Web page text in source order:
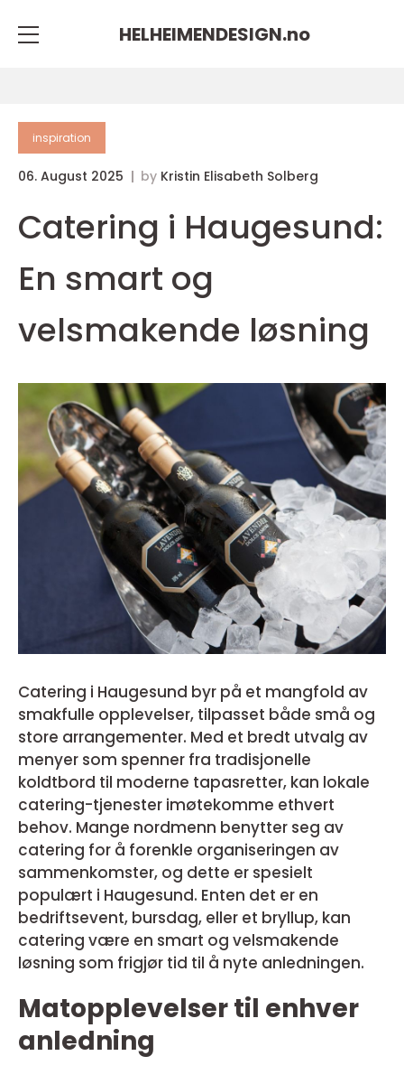
HELHEIMENDESIGN.no
inspiration
06. August 2025 by Kristin Elisabeth Solberg
Catering i Haugesund:
En smart og
velsmakende løsning
Catering i Haugesund byr på et mangfold av
smakfulle opplevelser, tilpasset både små og
store arrangementer. Med et bredt utvalg av
menyer som spenner fra tradisjonelle
koldtbord til moderne tapasretter, kan lokale
catering-tjenester imøtekomme ethvert
behov. Mange nordmenn benytter seg av
catering for å forenkle organiseringen av
sammenkomster, og dette er spesielt
populært i Haugesund. Enten det er en
bedriftsevent, bursdag, eller et bryllup, kan
catering være en smart og velsmakende
løsning som frigjør tid til å nyte anledningen.
Matopplevelser til enhver
anledning